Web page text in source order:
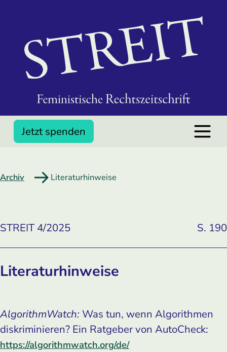
Jetzt spenden
Archiv Literaturhinweise
STREIT 4/2025 S. 190
Literaturhinweise
AlgorithmWatch: Was tun, wenn Algorithmen
diskriminieren? Ein Ratgeber von AutoCheck:
https://algorithmwatch.org/de/